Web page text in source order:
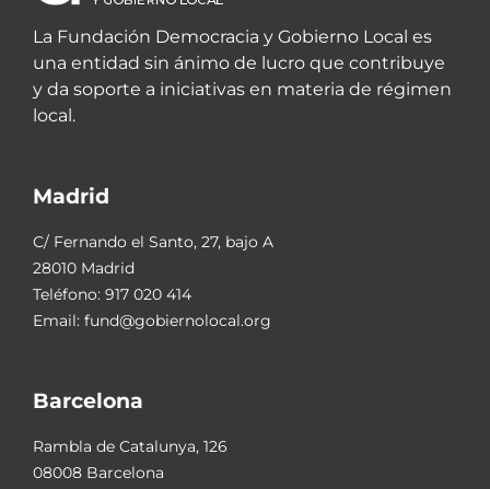
La Fundación Democracia y Gobierno Local es
una entidad sin ánimo de lucro que contribuye
y da soporte a iniciativas en materia de régimen
local.
Madrid
C/ Fernando el Santo, 27, bajo A
28010 Madrid
Teléfono: 917 020 414
Email: fund@gobiernolocal.org
Barcelona
Rambla de Catalunya, 126
08008 Barcelona